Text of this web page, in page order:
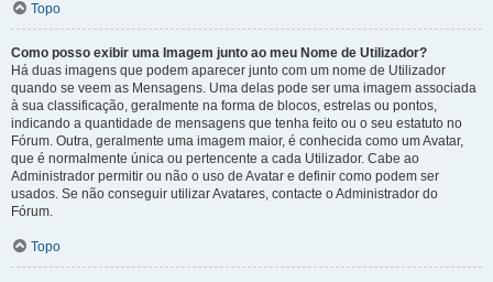
Topo
Como posso exibir uma Imagem junto ao meu Nome de Utilizador?
Há duas imagens que podem aparecer junto com um nome de Utilizador
quando se veem as Mensagens. Uma delas pode ser uma imagem associada
à sua classificação, geralmente na forma de blocos, estrelas ou pontos,
indicando a quantidade de mensagens que tenha feito ou o seu estatuto no
Fórum. Outra, geralmente uma imagem maior, é conhecida como um Avatar,
que é normalmente única ou pertencente a cada Utilizador. Cabe ao
Administrador permitir ou não o uso de Avatar e definir como podem ser
usados. Se não conseguir utilizar Avatares, contacte o Administrador do
Fórum.
Topo